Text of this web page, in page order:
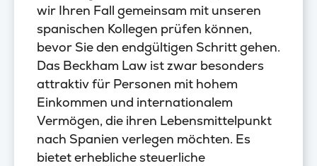
wir Ihren Fall gemeinsam mit unseren
spanischen Kollegen prüfen können,
bevor Sie den endgültigen Schritt gehen.
Das Beckham Law ist zwar besonders
attraktiv für Personen mit hohem
Einkommen und internationalem
Vermögen, die ihren Lebensmittelpunkt
nach Spanien verlegen möchten. Es
bietet erhebliche steuerliche